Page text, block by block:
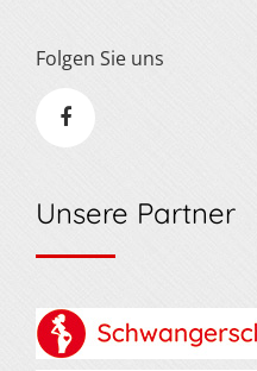
Folgen Sie uns
Unsere Partner